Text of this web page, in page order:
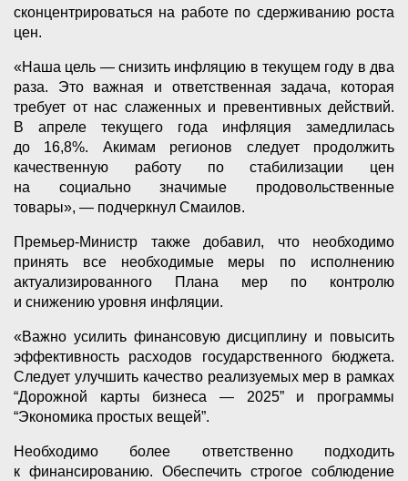
сконцентрироваться на работе по сдерживанию роста
цен.
«Наша цель — снизить инфляцию в текущем году в два
раза. Это важная и ответственная задача, которая
требует от нас слаженных и превентивных действий.
В апреле текущего года инфляция замедлилась
до 16,8%. Акимам регионов следует продолжить
качественную работу по стабилизации цен
на социально значимые продовольственные
товары», — подчеркнул Смаилов.
Премьер-Министр также добавил, что необходимо
принять все необходимые меры по исполнению
актуализированного Плана мер по контролю
и снижению уровня инфляции.
«Важно усилить финансовую дисциплину и повысить
эффективность расходов государственного бюджета.
Следует улучшить качество реализуемых мер в рамках
“Дорожной карты бизнеса — 2025” и программы
“Экономика простых вещей”.
Необходимо более ответственно подходить
к финансированию. Обеспечить строгое соблюдение